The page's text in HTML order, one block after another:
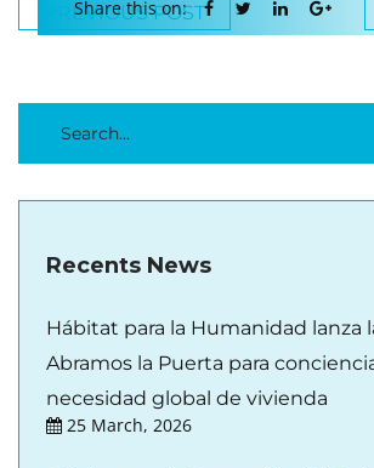
Share this on:
PREVIOUS POST
Recents News
Hábitat para la Humanidad lanza
Abramos la Puerta para
necesidad global de vivienda
25 March, 2026